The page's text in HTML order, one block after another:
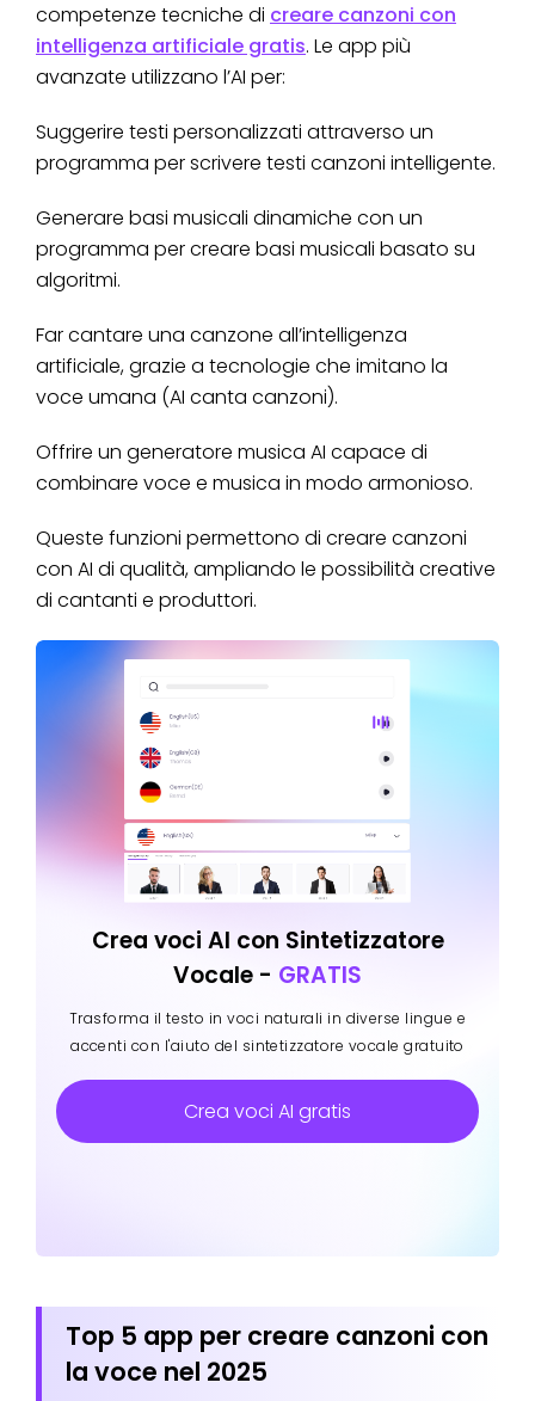
competenze tecniche di creare canzoni con
intelligenza artificiale gratis. Le app più
avanzate utilizzano l’AI per:
Suggerire testi personalizzati attraverso un
programma per scrivere testi canzoni intelligente.
Generare basi musicali dinamiche con un
programma per creare basi musicali basato su
algoritmi.
Far cantare una canzone all’intelligenza
artificiale, grazie a tecnologie che imitano la
voce umana (AI canta canzoni).
Offrire un generatore musica AI capace di
combinare voce e musica in modo armonioso.
Queste funzioni permettono di creare canzoni
con AI di qualità, ampliando le possibilità creative
di cantanti e produttori.
Crea voci AI con Sintetizzatore
Vocale - GRATIS
Trasforma il testo in voci naturali in diverse lingue e
accenti con l'aiuto del sintetizzatore vocale gratuito
Crea voci AI gratis
Top 5 app per creare canzoni con
la voce nel 2025